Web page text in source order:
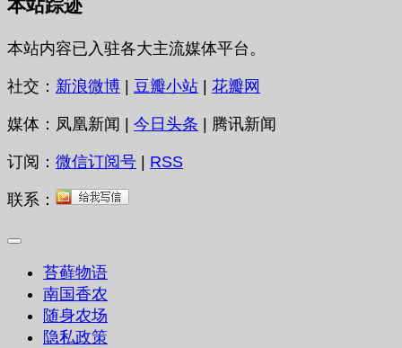
本站踪迹
本站内容已入驻各大主流媒体平台。
社交： 新浪微博 | 豆瓣小站 | 花瓣网
媒体：凤凰新闻 | 今日头条 | 腾讯新闻
订阅： 微信订阅号 | RSS
联系：
苔藓物语
南国香农
随身农场
隐私政策